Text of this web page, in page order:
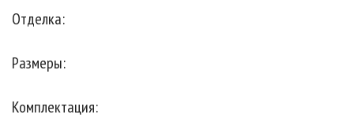
Отделка:
Размеры:
Комплектация: